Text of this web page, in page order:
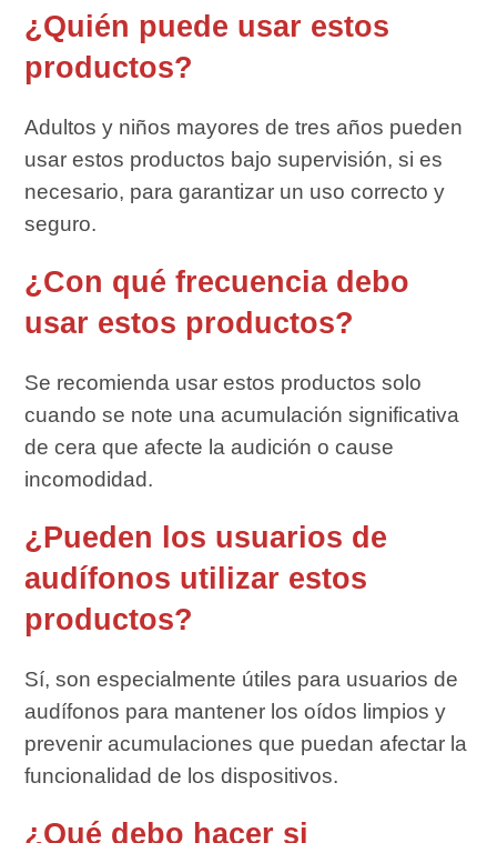
¿Quién puede usar estos
productos?
Adultos y niños mayores de tres años pueden
usar estos productos bajo supervisión, si es
necesario, para garantizar un uso correcto y
seguro.
¿Con qué frecuencia debo
usar estos productos?
Se recomienda usar estos productos solo
cuando se note una acumulación significativa
de cera que afecte la audición o cause
incomodidad.
¿Pueden los usuarios de
audífonos utilizar estos
productos?
Sí, son especialmente útiles para usuarios de
audífonos para mantener los oídos limpios y
prevenir acumulaciones que puedan afectar la
funcionalidad de los dispositivos.
¿Qué debo hacer si